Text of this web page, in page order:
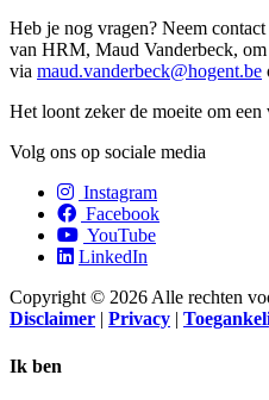
Heb je nog vragen? Neem
van HRM, Maud Vanderbeck,
via maud.vanderbeck@hogent.be
Het loont zeker de moeite om
Volg ons op sociale media
Instagram
Facebook
YouTube
LinkedIn
Copyright © 2026 Alle rechten
Disclaimer | Privacy |
Ik ben